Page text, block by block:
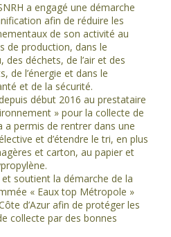
a engagé une démarche
afin de réduire les
de son activité au
de production, dans le
des déchets, de l’air et des
de l’énergie et dans le
et de la sécurité.
début 2016 au prestataire
» pour la collecte de
a permis de rentrer dans une
et d’étendre le tri, en plus
et carton, au papier et
soutient la démarche de la
« Eaux top Métropole »
d’Azur afin de protéger les
collecte par des bonnes